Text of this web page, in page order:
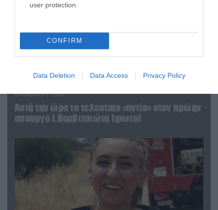
user protection.
CONFIRM
Data Deletion Data Access Privacy Policy
04.08.2026 | 15:02
Αυτή την ώρα το τελευταίο «αντίο» στον πρώην
υπουργό Ι.Βαρβιτσιώτη (φωτο)